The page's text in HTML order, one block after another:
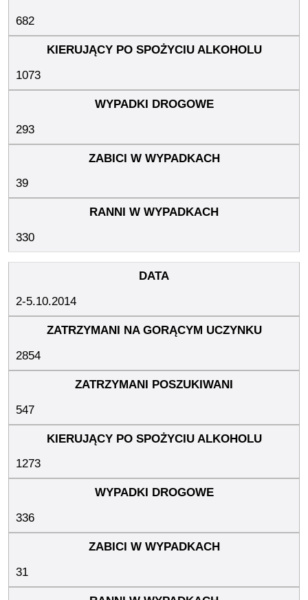
682
1073
293
39
330
2-5.10.2014
2854
547
1273
336
31